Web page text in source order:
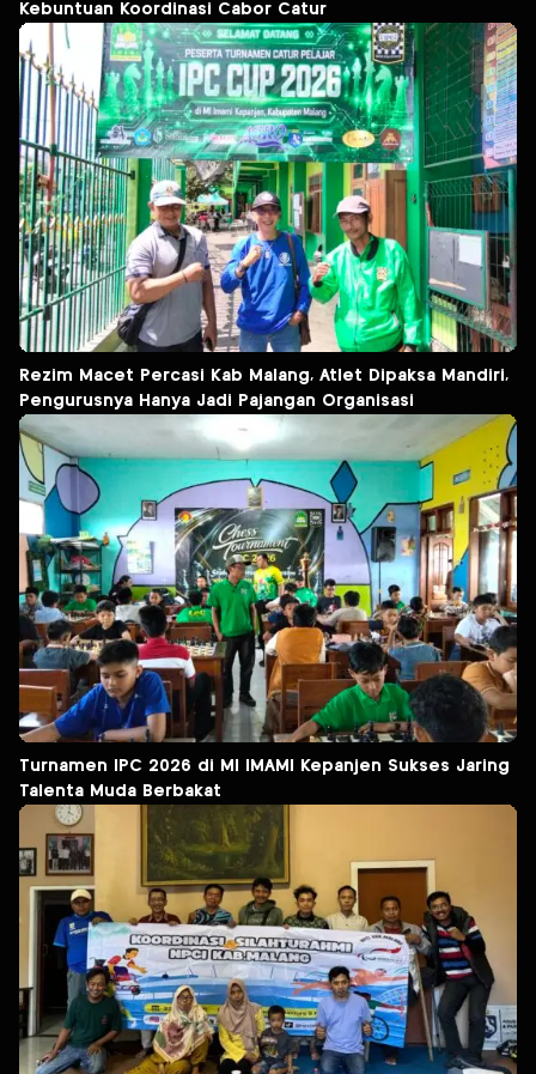
Kebuntuan Koordinasi Cabor Catur
Rezim Macet Percasi Kab Malang, Atlet Dipaksa Mandiri,
Pengurusnya Hanya Jadi Pajangan Organisasi
Turnamen IPC 2026 di MI IMAMI Kepanjen Sukses Jaring
Talenta Muda Berbakat